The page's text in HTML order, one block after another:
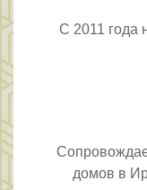
С 2011 года
домов в